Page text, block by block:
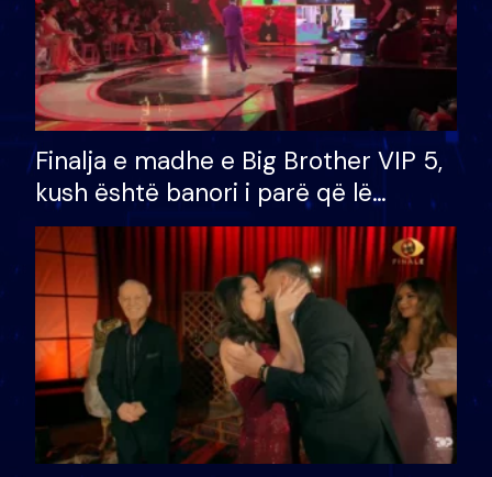
Finalja e madhe e Big Brother VIP 5,
kush është banori i parë që lë
shtëpinë dhe humb mundësinë për
të fituar çmimin e madh